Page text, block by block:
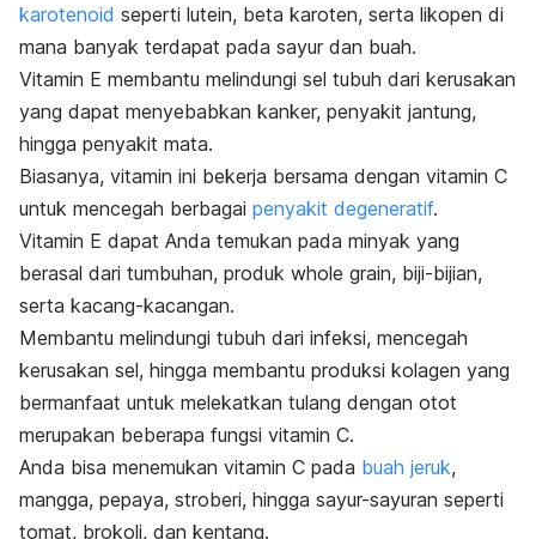
karotenoid seperti lutein, beta karoten, serta likopen di
mana banyak terdapat pada sayur dan buah.
Vitamin E membantu melindungi sel tubuh dari kerusakan
yang dapat menyebabkan kanker, penyakit jantung,
hingga penyakit mata.
Biasanya, vitamin ini bekerja bersama dengan vitamin C
untuk mencegah berbagai penyakit degeneratif.
Vitamin E dapat Anda temukan pada minyak yang
berasal dari tumbuhan, produk whole grain, biji-bijian,
serta kacang-kacangan.
Membantu melindungi tubuh dari infeksi, mencegah
kerusakan sel, hingga membantu produksi kolagen yang
bermanfaat untuk melekatkan tulang dengan otot
merupakan beberapa fungsi vitamin C.
Anda bisa menemukan vitamin C pada buah jeruk,
mangga, pepaya, stroberi, hingga sayur-sayuran seperti
tomat, brokoli, dan kentang.